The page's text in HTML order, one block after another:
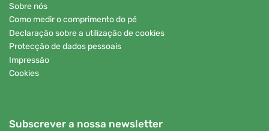
Sobre nós
Como medir o comprimento do pé
Declaração sobre a utilização de cookies
Protecção de dados pessoais
Impressão
Cookies
Subscrever a nossa newsletter